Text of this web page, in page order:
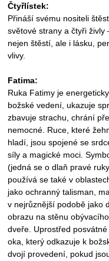
Čtyřlístek:
Přináší svému nositeli
světové strany a čtyři
nejen štěstí, ale i lásku,
vlivy.
Fatima:
Ruka Fatimy je
božské vedení, ukazuje
zbavuje strachu, chrání
nemocné. Ruce, které
hladí, jsou spojené se
síly a magické moci.
(jedná se o dlaň pravé
používá se také v
jako ochranný talisman,
v nejrůznější podobě jako
obrazu na stěnu
dveře. Uprostřed
oka, který odkazuje k
dvojí provedení, pokud